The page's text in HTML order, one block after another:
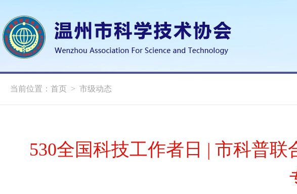
当前位置： 首页 > 市级动态
530全国科技工作者日 | 市科普